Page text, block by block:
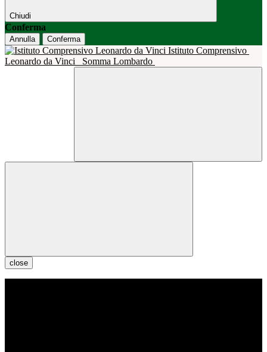
Chiudi
Conferma
Annulla Conferma
Istituto Comprensivo
Leonardo da Vinci
Somma Lombardo
close